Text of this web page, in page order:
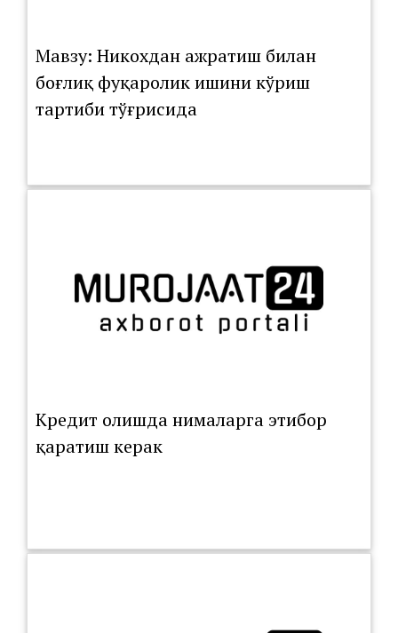
Мавзу: Никохдан ажратиш билан
боғлиқ фуқаролик ишини кўриш
тартиби тўғрисида
Кредит олишда нималарга этибор
қаратиш керак